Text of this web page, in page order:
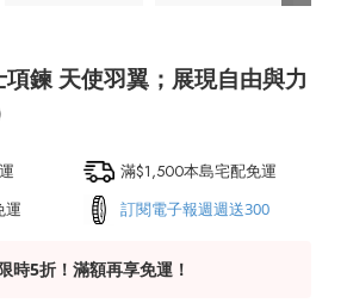
鍊 天使羽翼；展現自由與力
滿$1,500本島宅配免運
運
訂閱電子報週週送300
時5折！滿額再享免運！